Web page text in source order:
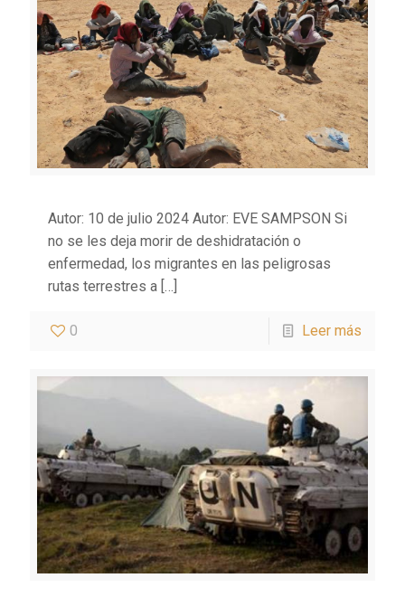
Autor: 10 de julio 2024 Autor: EVE SAMPSON Si
no se les deja morir de deshidratación o
enfermedad, los migrantes en las peligrosas
rutas terrestres a […]
0 Leer más